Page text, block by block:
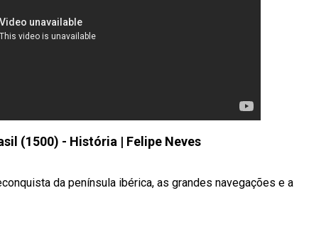
(1500) - História | Felipe Neves
da península ibérica, as grandes navegações e a